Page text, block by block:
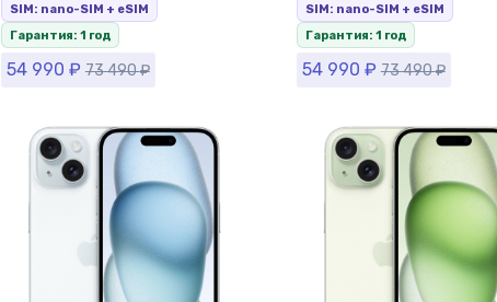
SIM: nano-SIM + eSIM
Гарантия: 1 год
54 990 ₽ 73 490₽
SIM: nano-SIM + eSIM
Гарантия: 1 год
54 990 ₽ 73 490₽